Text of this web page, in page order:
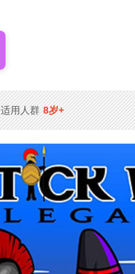
适用人群 8岁+